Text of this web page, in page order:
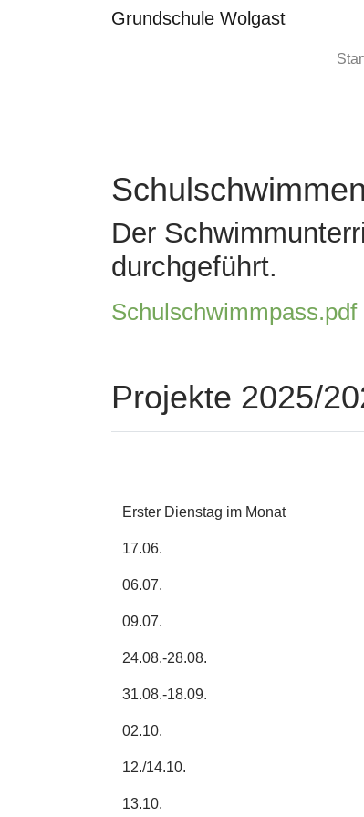
Grundschule Wolgast
Schulschwimmen
Der
durchgeführt.
Schulschwimmpass.pdf
Projekte 2025/
Erster Dienstag im Monat
17.06.
06.07.
09.07.
24.08.-28.08.
31.08.-18.09.
02.10.
12./14.10.
13.10.